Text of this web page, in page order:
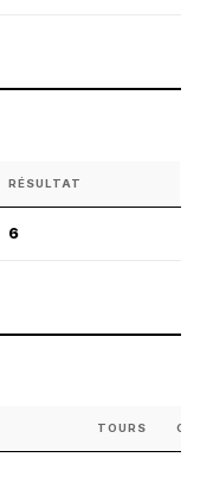
RÉSULTAT
6
TOURS